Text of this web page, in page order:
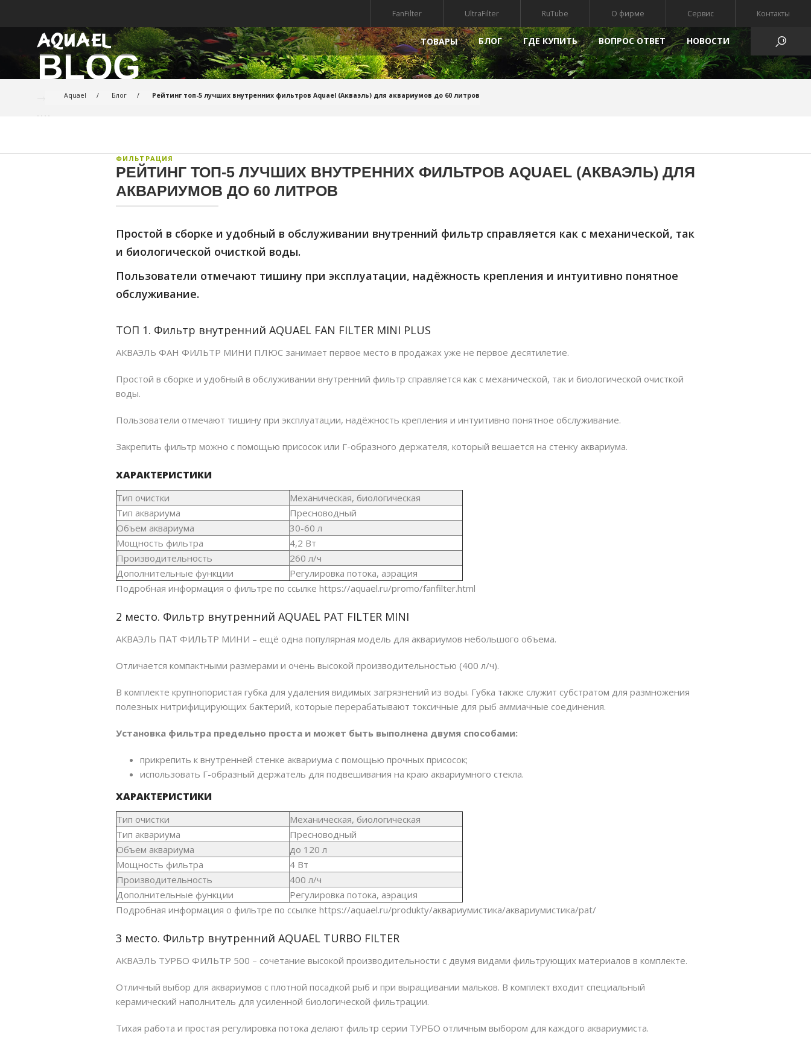
FanFilter UltraFilter RuTube О фирме Сервис Контакты
ТОВАРЫ
АКВАРИУМИСТИКА
АКСЕССУАРЫ ДЛЯ ОБОРУДОВАНИЯ
АКВАРИУМЫ БЕЗ ОБОРУДОВАНИЯ
ТУМБЫ ДЛЯ АКВАРИУМА
ВНУТРЕННИЕ ФИЛЬТРЫ
КОМПРЕССОРЫ ДЛЯ АКВАРИУМА
ПОМПЫ
НАПОЛНИТЕЛИ
КРЫШКИ ДЛЯ АКВАРИУМА
ПРЕПАРАТЫ
ПРУД И САД
ФИЛЬТРЫ ДЛЯ ПРУДА
ФИЛЬТРУЮЩИЕ МАТЕРИАЛЫ
ФИТОСТЕНА
ФИЛЬТРЫ ДЛЯ БАССЕЙНОВ
АКСЕССУАРЫ
БЛОГ ГДЕ КУПИТЬ ВОПРОС ОТВЕТ HОВОСТИ
BLOG
Aquael Блог Рейтинг топ-5 лучших внутренних фильтров Aquael (Акваэль) для аквариумов до 60 литров
ФИЛЬТРАЦИЯ
РЕЙТИНГ ТОП-5 ЛУЧШИХ ВНУТРЕННИХ ФИЛЬТРОВ AQUAEL (АКВАЭЛЬ) ДЛЯ
АКВАРИУМОВ ДО 60 ЛИТРОВ
Простой в сборке и удобный в обслуживании внутренний фильтр справляется как с механической, так
и биологической очисткой воды.
Пользователи отмечают тишину при эксплуатации, надёжность крепления и интуитивно понятное
обслуживание.
ТОП 1. Фильтр внутренний AQUAEL FAN FILTER MINI PLUS
АКВАЭЛЬ ФАН ФИЛЬТР МИНИ ПЛЮС занимает первое место в продажах уже не первое десятилетие.
Простой в сборке и удобный в обслуживании внутренний фильтр справляется как с механической, так и биологической очисткой
воды.
Пользователи отмечают тишину при эксплуатации, надёжность крепления и интуитивно понятное обслуживание.
Закрепить фильтр можно с помощью присосок или Г-образного держателя, который вешается на стенку аквариума.
ХАРАКТЕРИСТИКИ
Тип очистки
Механическая, биологическая
Тип аквариума
Пресноводный
Объем аквариума
30-60 л
Мощность фильтра
4,2 Вт
Производительность
260 л/ч
Дополнительные функции
Регулировка потока, аэрация
Подробная информация о фильтре по ссылке https://aquael.ru/promo/fanfilter.html
2 место. Фильтр внутренний AQUAEL PAT FILTER MINI
АКВАЭЛЬ ПАТ ФИЛЬТР МИНИ – ещё одна популярная модель для аквариумов небольшого объема.
Отличается компактными размерами и очень высокой производительностью (400 л/ч).
В комплекте крупнопористая губка для удаления видимых загрязнений из воды. Губка также служит субстратом для размножения
полезных нитрифицирующих бактерий, которые перерабатывают токсичные для рыб аммиачные соединения.
Установка фильтра предельно проста и может быть выполнена двумя способами:
прикрепить к внутренней стенке аквариума с помощью прочных присосок;
использовать Г-образный держатель для подвешивания на краю аквариумного стекла.
ХАРАКТЕРИСТИКИ
Тип очистки
Механическая, биологическая
Тип аквариума
Пресноводный
Объем аквариума
до 120 л
Мощность фильтра
4 Вт
Производительность
400 л/ч
Дополнительные функции
Регулировка потока, аэрация
Подробная информация о фильтре по ссылке https://aquael.ru/produkty/aквариумистика/aквариумистика/pat/
3 место. Фильтр внутренний AQUAEL TURBO FILTER
АКВАЭЛЬ ТУРБО ФИЛЬТР 500 – сочетание высокой производительности с двумя видами фильтрующих материалов в комплекте.
Отличный выбор для аквариумов с плотной посадкой рыб и при выращивании мальков. В комплект входит специальный
керамический наполнитель для усиленной биологической фильтрации.
Тихая работа и простая регулировка потока делают фильтр серии ТУРБО отличным выбором для каждого аквариумиста.